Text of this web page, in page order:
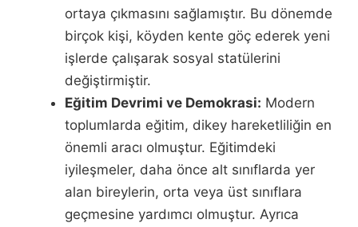
ortaya çıkmasını sağlamıştır. Bu dönemde
birçok kişi, köyden kente göç ederek yeni
işlerde çalışarak sosyal statülerini
değiştirmiştir.
Eğitim Devrimi ve Demokrasi: Modern
toplumlarda eğitim, dikey hareketliliğin en
önemli aracı olmuştur. Eğitimdeki
iyileşmeler, daha önce alt sınıflarda yer
alan bireylerin, orta veya üst sınıflara
geçmesine yardımcı olmuştur. Ayrıca